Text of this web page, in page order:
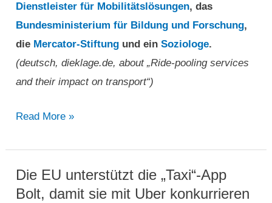
Dienstleister für Mobilitätslösungen, das
Bundesministerium für Bildung und Forschung,
die Mercator-Stiftung und einSoziologe.
(deutsch, dieklage.de, about „Ride-pooling services
and their impact on transport“)
Ride-
Dienste
und
ihre
Read More »
Die EU unterstützt die „Taxi“-App
Bolt, damit sie mit Uber konkurrieren